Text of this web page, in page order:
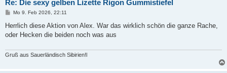
Re: Die sexy gelben Lizette Rigon Gummistiefel
B
i
r
Mo 9. Feb 2026, 22:11
Herrlich diese Aktion von Alex. War das wirklich schön die ganze Rache,
oder Hecken die beiden noch was aus
Gruß aus Sauerländisch Sibirien!l